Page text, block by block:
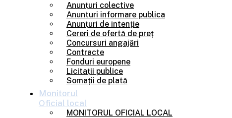
Anunțuri colective
Anunturi informare publica
Anunțuri de intenție
Cereri de ofertă de preț
Concursuri angajări
Contracte
Fonduri europene
Licitații publice
Somații de plată
Monitorul
Oficial local
MONITORUL OFICIAL LOCAL